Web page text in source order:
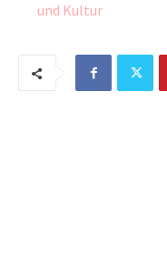
und Kultur